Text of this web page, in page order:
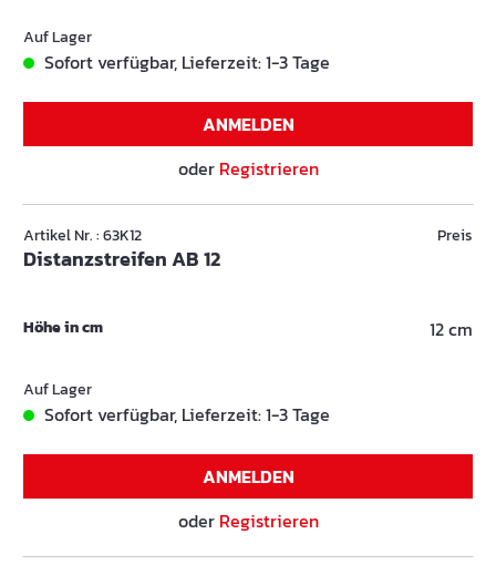
Auf Lager
Sofort verfügbar, Lieferzeit: 1-3 Tage
ANMELDEN
oder Registrieren
Artikel Nr. : 63K12
Distanzstreifen AB 12
Preis
Höhe in cm 12 cm
Auf Lager
Sofort verfügbar, Lieferzeit: 1-3 Tage
ANMELDEN
oder Registrieren